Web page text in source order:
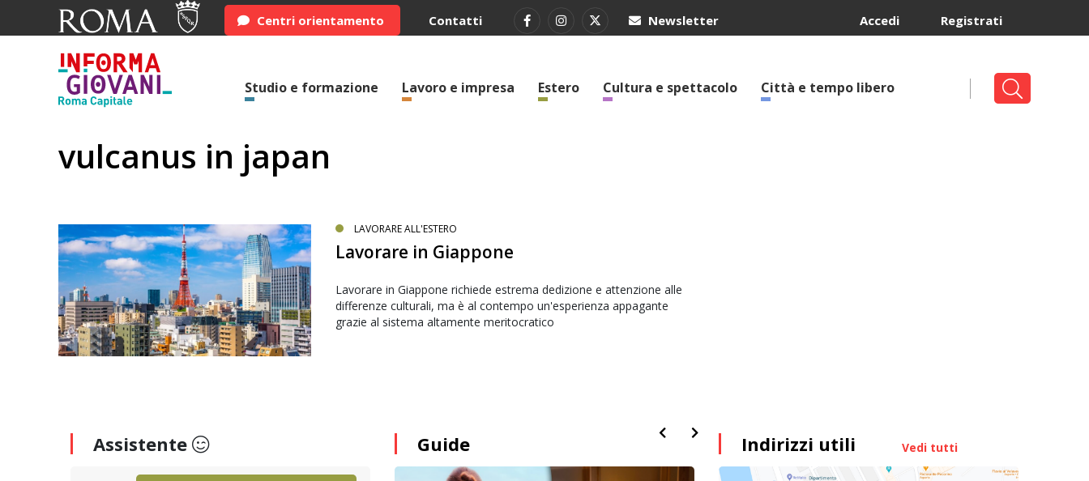
Centri orientamento Contatti Newsletter Registrati
Accedi
Studio e formazione Lavoro e impresa Estero Cultura e spettacolo Città e tempo libero
vulcanus in japan
LAVORARE ALL'ESTERO
Lavorare in Giappone
Lavorare in Giappone richiede estrema dedizione e attenzione alle
differenze culturali, ma è al contempo un'esperienza appagante
grazie al sistema altamente meritocratico
Assistente Guide Indirizzi utili Vedi tutti